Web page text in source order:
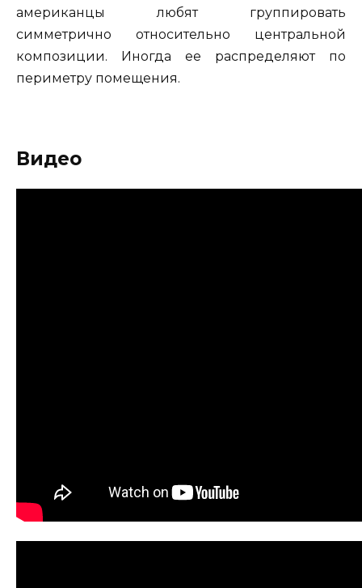
американцы любят группировать
симметрично относительно центральной
композиции. Иногда ее распределяют по
периметру помещения.
Видео